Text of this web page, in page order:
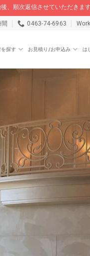
、順次返信させていただきま
0463-74-6963
探す お見積り/お申込み は